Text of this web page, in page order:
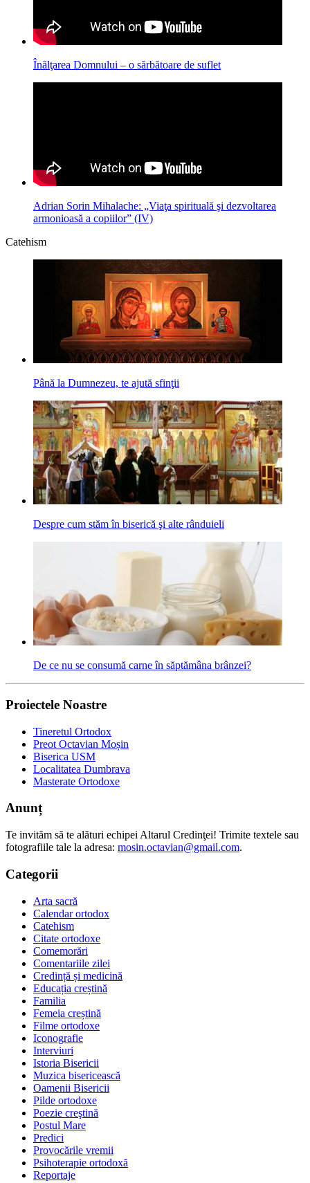
Înălţarea Domnului – o sărbătoare de suflet
Adrian Sorin Mihalache: „Viaţa spirituală şi dezvoltarea
armonioasă a copiilor” (IV)
Catehism
Până la Dumnezeu, te ajută sfinţii
Despre cum stăm în biserică şi alte rânduieli
De ce nu se consumă carne în săptămâna brânzei?
Proiectele Noastre
Tineretul Ortodox
Preot Octavian Moșin
Biserica USM
Localitatea Dumbrava
Masterate Ortodoxe
Anunț
Te invităm să te alături echipei Altarul Credinţei! Trimite textele sau
fotografiile tale la adresa: mosin.octavian@gmail.com.
Categorii
Arta sacră
Calendar ortodox
Catehism
Citate ortodoxe
Comemorări
Comentariile zilei
Credință și medicină
Educația creștină
Familia
Femeia creștină
Filme ortodoxe
Iconografie
Interviuri
Istoria Bisericii
Muzica bisericească
Oamenii Bisericii
Pilde ortodoxe
Poezie creştină
Postul Mare
Predici
Provocările vremii
Psihoterapie ortodoxă
Reportaje